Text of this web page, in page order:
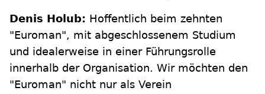
Denis Holub: Hoffentlich beim zehnten
"Euroman", mit abgeschlossenem Studium
und idealerweise in einer Führungsrolle
innerhalb der Organisation. Wir möchten den
"Euroman" nicht nur als Verein